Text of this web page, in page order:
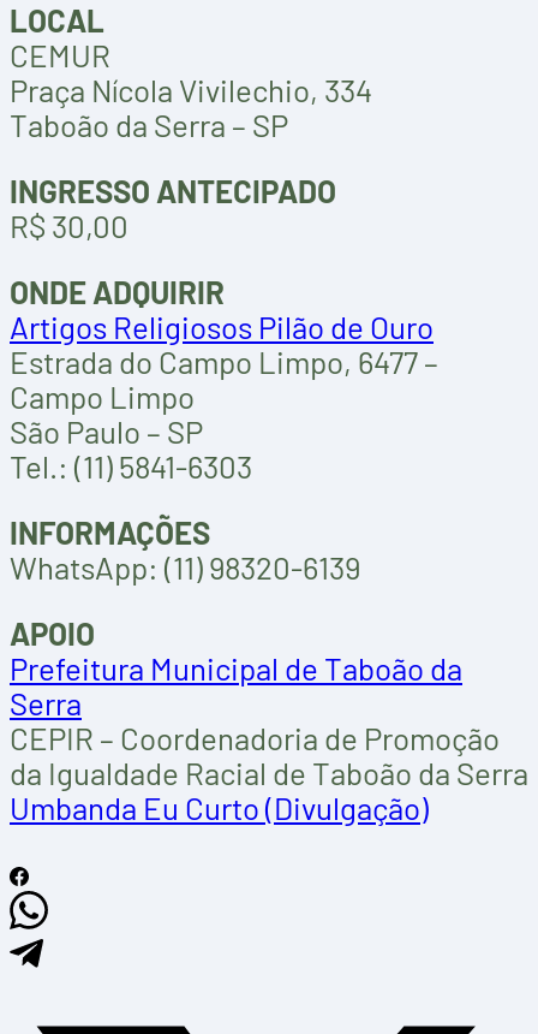
LOCAL
CEMUR
Praça Nícola Vivilechio, 334
Taboão da Serra – SP
INGRESSO ANTECIPADO
R$ 30,00
ONDE ADQUIRIR
Artigos Religiosos Pilão de Ouro
Estrada do Campo Limpo, 6477 –
Campo Limpo
São Paulo – SP
Tel.: (11) 5841-6303
INFORMAÇÕES
WhatsApp: (11) 98320-6139
APOIO
Prefeitura Municipal de Taboão da
Serra
CEPIR – Coordenadoria de Promoção
da Igualdade Racial de Taboão da Serra
Umbanda Eu Curto (Divulgação)